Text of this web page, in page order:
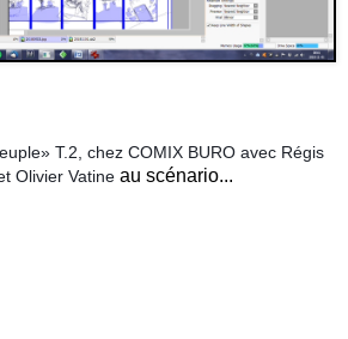
T.2, chez COMIX BURO avec Régis
Olivier Vatine au scénario...